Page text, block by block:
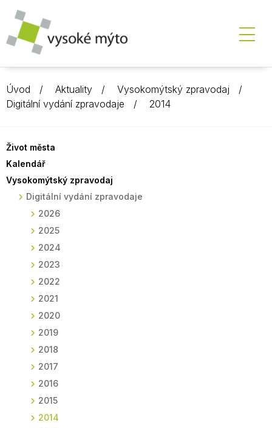
Úvod Aktuality
Vysokomýtský zpravodaj
Digitální vydání zpravodaje
2014
Život města
Kalendář
Vysokomýtský zpravodaj
Digitální vydání zpravodaje
2026
2025
2024
2023
2022
2021
2020
2019
2018
2017
2016
2015
2014